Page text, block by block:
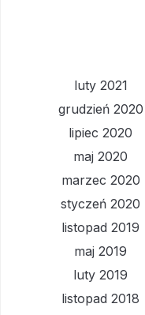
luty 2021
grudzień 2020
lipiec 2020
maj 2020
marzec 2020
styczeń 2020
listopad 2019
maj 2019
luty 2019
listopad 2018